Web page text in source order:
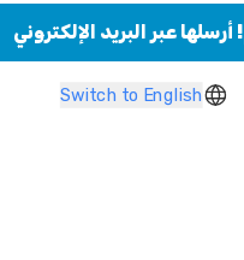
عبر البريد الإلكتروني
Switch to English